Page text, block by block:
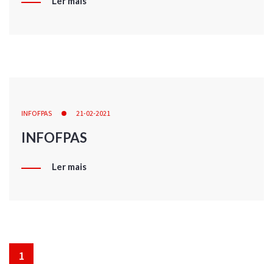
INFOFPAS 21-02-2021
INFOFPAS
Ler mais
1